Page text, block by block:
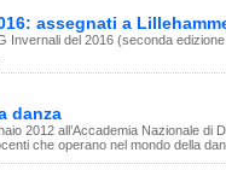
assegnati a
Invernali del 2016 (seconda
danza
2012 all’Accademia Nazionale
che operano nel mondo della